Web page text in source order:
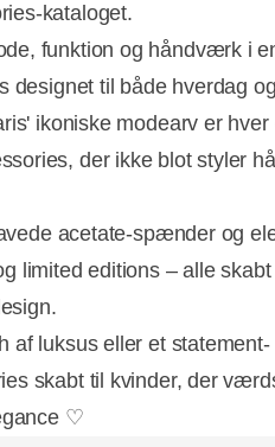
kataloget.
funktion og håndværk i
designet til både hverdag
ikoniske modearv er hver
der ikke blot styler
acetate-spænder og
limited editions – alle skabt
af luksus eller et statement-
skabt til kvinder, der
♡